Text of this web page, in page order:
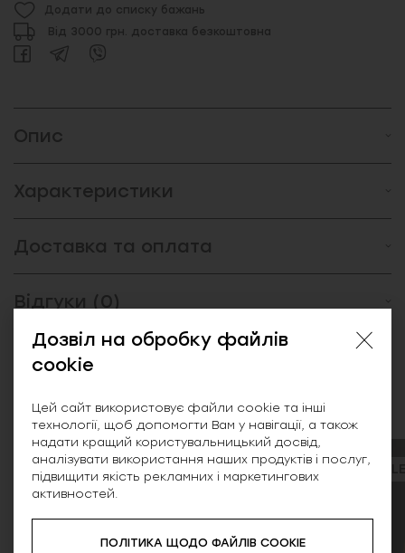
Додати до списку бажань
Від 3000 грн. доставка безкоштовна
Опис
Характеристики
Доставка та оплата
Відгуки (0)
SALE
Дозвіл на обробку файлів
cookie
Цей сайт використовує файли cookie та інші
технології, щоб допомогти Вам у навігації, а також
надати кращий користувальницький досвід,
аналізувати використання наших продуктів і послуг,
підвищити якість рекламних і маркетингових
активностей.
ПОЛІТИКА ЩОДО ФАЙЛІВ COOKIE